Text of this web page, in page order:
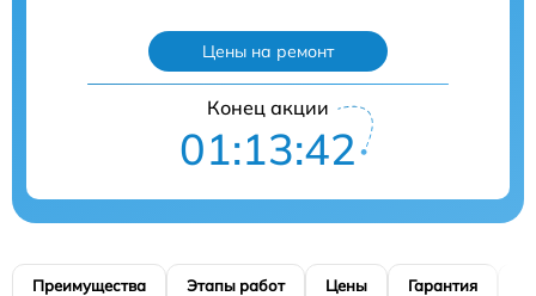
Цены на ремонт
Конец акции
01:13:41
Преимущества Этапы работ Цены Гарантия